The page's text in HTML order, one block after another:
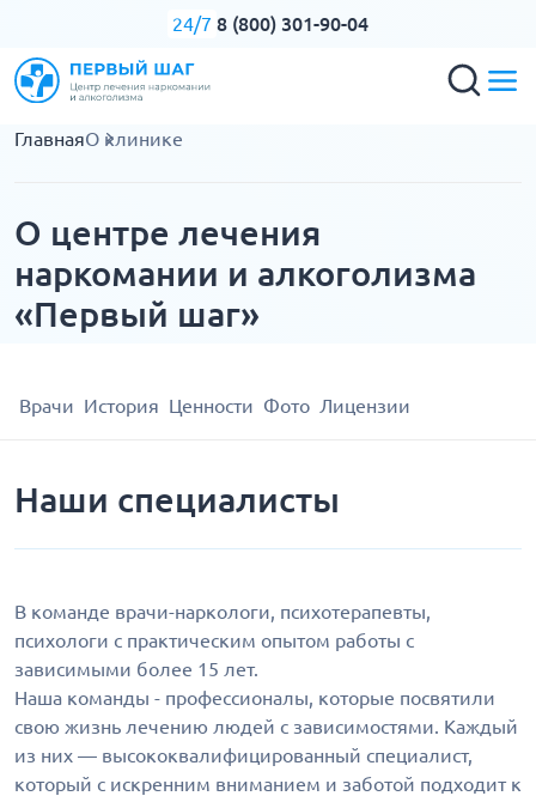
24/7 8 (800) 301-90-04
ГлавнаяО клинике
О центре лечения
наркомании и алкоголизма
«Первый шаг»
Врачи История Ценности Фото Лицензии
Наши специалисты
В команде врачи-наркологи, психотерапевты,
психологи с практическим опытом работы с
зависимыми более 15 лет.
Наша команды - профессионалы, которые посвятили
свою жизнь лечению людей с зависимостями. Каждый
из них — высококвалифицированный специалист,
который с искренним вниманием и заботой подходит к